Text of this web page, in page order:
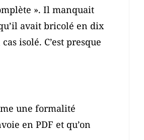
». Il manquait
avait bricolé en dix
isolé. C’est presque
une formalité
en PDF et qu’on